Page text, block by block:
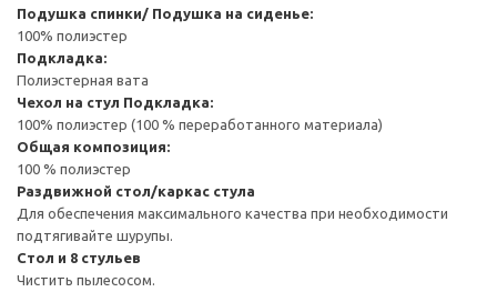
Подушка спинки/ Подушка на сиденье:
100% полиэстер
Подкладка:
Полиэстерная вата
Чехол на стул Подкладка:
100% полиэстер (100 % переработанного материала)
Общая композиция:
100 % полиэстер
Раздвижной стол/каркас стула
Для обеспечения максимального качества при необходимости
подтягивайте шурупы.
Стол и 8 стульев
Чистить пылесосом.